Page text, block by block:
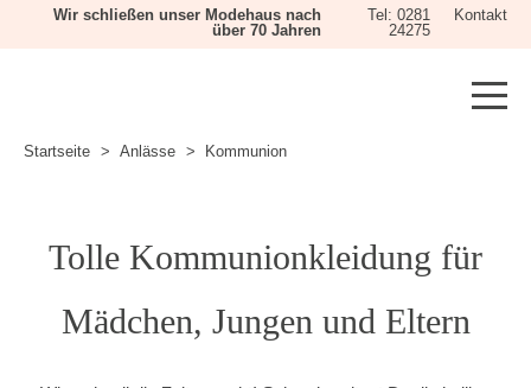
Wir schließen unser Modehaus nach
über 70 Jahren
Tel: 0281
24275
Kontakt
Startseite Anlässe Kommunion
Tolle Kommunionkleidung für
Mädchen, Jungen und Eltern